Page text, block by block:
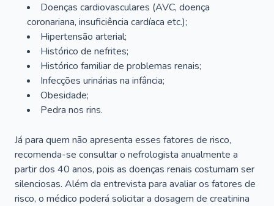
Doenças cardiovasculares (AVC, doença
coronariana, insuficiência cardíaca etc.);
Hipertensão arterial;
Histórico de nefrites;
Histórico familiar de problemas renais;
Infecções urinárias na infância;
Obesidade;
Pedra nos rins.
Já para quem não apresenta esses fatores de risco,
recomenda-se consultar o nefrologista anualmente a
partir dos 40 anos, pois as doenças renais costumam ser
silenciosas. Além da entrevista para avaliar os fatores de
risco, o médico poderá solicitar a dosagem de creatinina